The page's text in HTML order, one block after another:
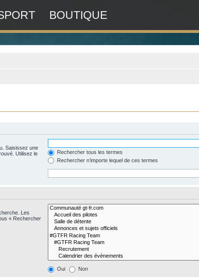
BOUTIQUE
Saisissez une
Utilisez le
Rechercher tous les termes
Rechercher n’importe lequel de ces termes
Les
« Rechercher
Oui Non